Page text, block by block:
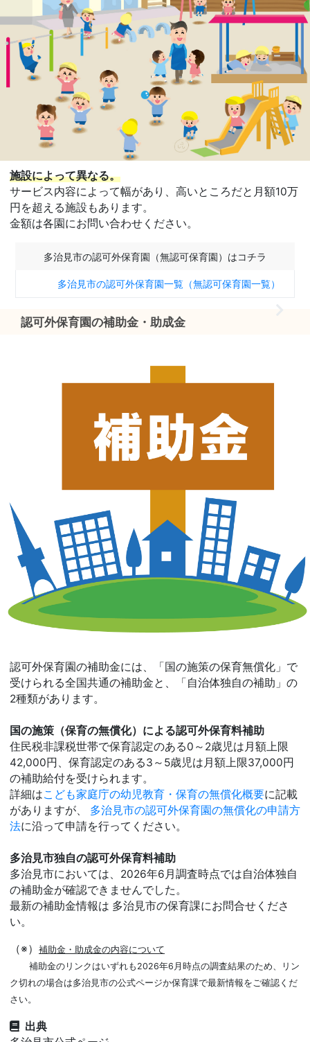
施設によって異なる。
サービス内容によって幅があり、高いところだと月額10万
円を超える施設もあります。
金額は各園にお問い合わせください。
多治見市の認可外保育園（無認可保育園）はコチラ
多治見市の認可外保育園一覧（無認可保育園一覧）
認可外保育園の補助金・助成金
認可外保育園の補助金には、「国の施策の保育無償化」で
受けられる全国共通の補助金と、「自治体独自の補助」の
2種類があります。
国の施策（保育の無償化）による認可外保育料補助
住民税非課税世帯で保育認定のある0～2歳児は月額上限
42,000円、保育認定のある3～5歳児は月額上限37,000円
の補助給付を受けられます。
詳細はこども家庭庁の幼児教育・保育の無償化概要に記載
がありますが、 多治見市の認可外保育園の無償化の申請方
法に沿って申請を行ってください。
多治見市独自の認可外保育料補助
多治見市においては、2026年6月調査時点では自治体独自
の補助金が確認できませんでした。
最新の補助金情報は 多治見市の保育課にお問合せくださ
い。
（※）
補助金・助成金の内容について
補助金のリンクはいずれも2026年6月時点の調査結果のため、リン
ク切れの場合は多治見市の公式ページか保育課で最新情報をご確認くだ
さい。
出典